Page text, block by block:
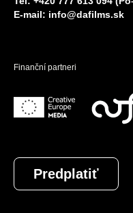
E-mail: info@dafilms.sk
Finanční partneri
Predplatiť